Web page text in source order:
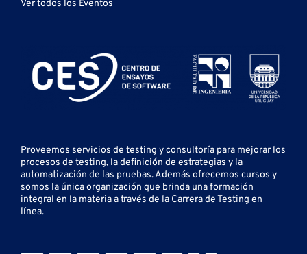
Ver todos los Eventos
Proveemos servicios de testing yconsultoría para mejorar los
procesos de testing, la definición de estrategias y la
automatización de las pruebas.Además ofrecemos cursos y
somos la única organización que brinda una formación
integral en la materia a través de la Carrera de Testing en
línea.